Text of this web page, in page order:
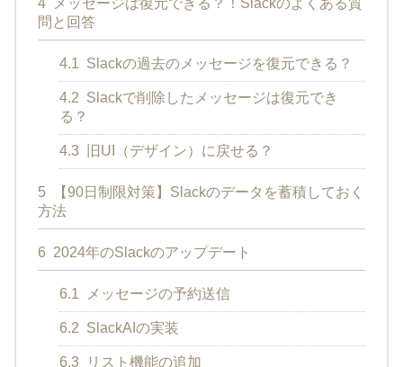
問と回答
4.1 Slackの過去のメッセージを復元できる？
4.2 Slackで削除したメッセージは復元でき
る？
4.3 旧UI（デザイン）に戻せる？
5
【90日制限対策】Slackのデータを蓄積しておく
方法
6 2024年のSlackのアップデート
6.1 メッセージの予約送信
6.2 SlackAIの実装
6.3 リスト機能の追加